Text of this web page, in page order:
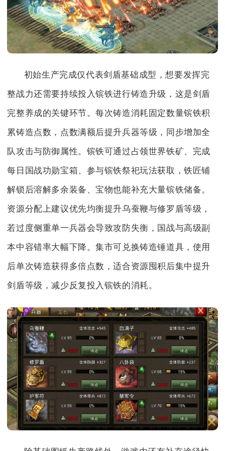
初始生产完成仅代表剑盾基础成型，想要发挥完
整战力还需要持续投入镔铁进行铸造升级，这是剑盾
完整养成的关键环节。每次铸造消耗固定数量镔铁积
累铸造点数，点数满额后提升兵器等级，同步增加全
队攻击与防御属性。镔铁可通过占领世界铁矿、完成
每日国战功勋宝箱、参与镔铁祭祀玩法获取，铁匠铺
解锁后溶解多余装备、宝物也能补充大量镔铁储备。
资源分配上建议优先均衡提升乌蚕鞭与修罗盾等级，
若过度侧重单一兵器会导致攻防失衡，国战与高级副
本中容错率大幅下降。集市可兑换铸造锤道具，使用
后单次铸造获得多倍点数，适合资源囤积后集中提升
剑盾等级，减少反复投入镔铁的消耗。